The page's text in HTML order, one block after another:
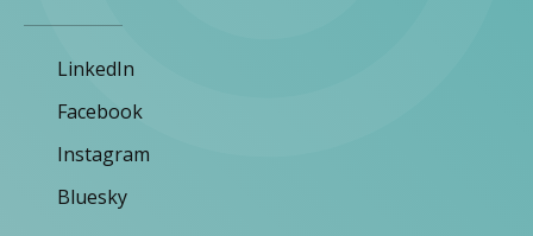
LinkedIn
Facebook
Instagram
Bluesky